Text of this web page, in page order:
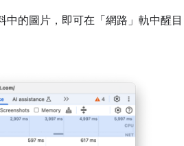
的圖片，即可在「網路」 軌中醒目